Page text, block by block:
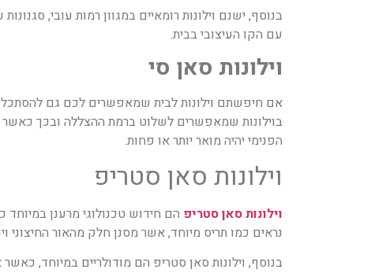
בנוסף, ישנם וילונות רומאיים במגוון רמות עובי,
עם הקו העיצובי בבית.
וילונות סאן סי
אם חיפשתם וילונות לבית שמאפשרים לכם גם
בוילונות שמאפשרים לשלוט ברמת ההצללה ובכך
הפנימי יהיה מואר יותר או פחות.
וילונות סאן סטריפ
וילונות סאן סטריפ
נראים כמו תריס מיוחד, אשר מסנן חלק מהאור
בנוסף, וילונות סאן סטריפ הם מודולריים במיוחד,